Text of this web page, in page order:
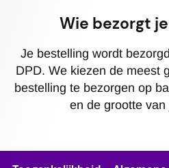
Wie bezorgt
Je bestelling wordt
DPD. We kiezen de meest
bestelling te bezorgen op
en de grootte